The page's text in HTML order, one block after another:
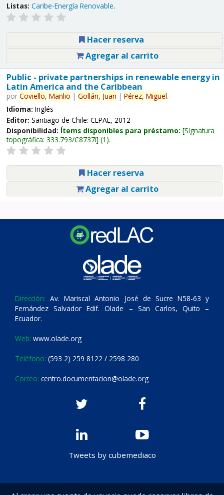
Listas: Caribe-Energía Renovable.
Hacer reserva
Agregar al carrito
Public - private partnerships in renewable energy in
Latin America and the Caribbean
por Coviello, Manlio | Gollán, Juan | Pérez, Miguel.
Idioma: Inglés
Editor: Santiago de Chile: CEPAL, 2012
Disponibilidad: Ítems disponibles para préstamo: Signatura
topográfica: 333.793/C8737i (1).
Hacer reserva
Agregar al carrito
Dirección: Av. Mariscal Antonio José de Sucre N58-63 y
Fernández Salvador Edif. Olade – San Carlos, Quito –
Ecuador.
Web: www.olade.org
Teléfono: (593 2) 259 8122 / 2598 280
Correo: centro.documentacion@olade.org
Tweets by cubemediaco